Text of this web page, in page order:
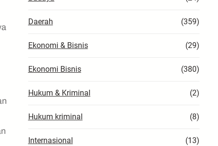
Daerah (359)
Ekonomi & Bisnis (29)
Ekonomi Bisnis (380)
Hukum & Kriminal (2)
Hukum kriminal (8)
Internasional (13)